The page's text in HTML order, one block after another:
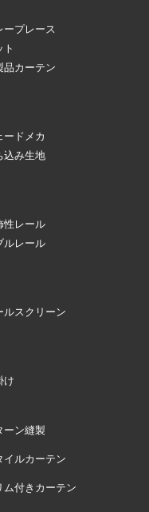
ープレース
ト
品カーテン
ードメカ
込み生地
性レール
ルレール
ルスクリーン
け
ーン縫製
イルカーテン
ム付きカーテン